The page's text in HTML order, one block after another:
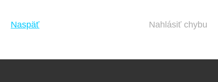
Naspäť Nahlásiť chybu